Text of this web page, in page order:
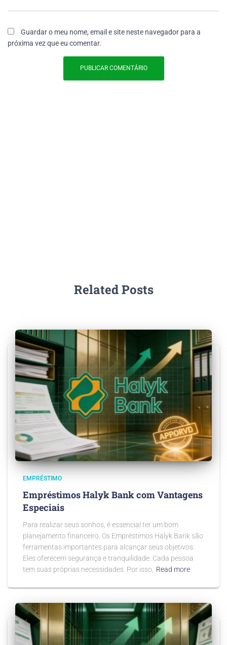
Guardar o meu nome, email e site neste navegador para a
próxima vez que eu comentar.
Related Posts
EMPRÉSTIMO
Empréstimos Halyk Bank com Vantagens
Especiais
Para realizar seus sonhos, é essencial ter um bom
planejamento financeiro. Os Empréstimos Halyk Bank são
ferramentas importantes para alcançar seus objetivos.
Eles oferecem segurança e tranquilidade. Cada pessoa
tem suas próprias necessidades. Por isso,
Read more